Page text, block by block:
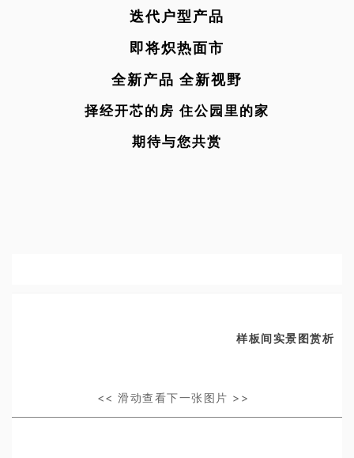
迭代户型产品
即将炽热面市
全新产品 全新视野
择经开芯的房 住公园里的家
期待与您共赏
样板间实景图赏析
<< 滑动查看下一张图片 >>